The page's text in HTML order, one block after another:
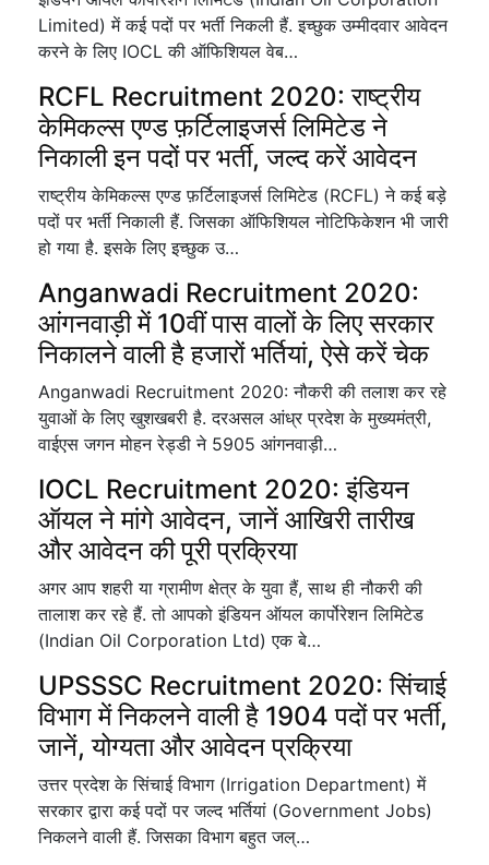
Limited) में कई पदों पर भर्ती निकली हैं. इच्छुक उम्मीदवार आवेदन
करने के लिए IOCL की ऑफिशियल वेब…
RCFL Recruitment 2020: राष्ट्रीय
केमिकल्स एण्ड फ़र्टिलाइजर्स लिमिटेड ने
निकाली इन पदों पर भर्ती, जल्द करें आवेदन
राष्ट्रीय केमिकल्स एण्ड फ़र्टिलाइजर्स लिमिटेड (RCFL) ने कई बड़े
पदों पर भर्ती निकाली हैं. जिसका ऑफिशियल नोटिफिकेशन भी जारी
हो गया है. इसके लिए इच्छुक उ…
Anganwadi Recruitment 2020:
आंगनवाड़ी में 10वीं पास वालों के लिए सरकार
निकालने वाली है हजारों भर्तियां, ऐसे करें चेक
Anganwadi Recruitment 2020: नौकरी की तलाश कर रहे
युवाओं के लिए खुशखबरी है. दरअसल आंध्र प्रदेश के मुख्यमंत्री,
वाईएस जगन मोहन रेड्डी ने 5905 आंगनवाड़ी…
IOCL Recruitment 2020: इंडियन
ऑयल ने मांगे आवेदन, जानें आखिरी तारीख
और आवेदन की पूरी प्रक्रिया
अगर आप शहरी या ग्रामीण क्षेत्र के युवा हैं, साथ ही नौकरी की
तालाश कर रहे हैं. तो आपको इंडियन ऑयल कार्पोरेशन लिमिटेड
(Indian Oil Corporation Ltd) एक बे…
UPSSSC Recruitment 2020: सिंचाई
विभाग में निकलने वाली है 1904 पदों पर भर्ती,
जानें, योग्यता और आवेदन प्रक्रिया
उत्तर प्रदेश के सिंचाई विभाग (Irrigation Department) में
सरकार द्वारा कई पदों पर जल्द भर्तियां (Government Jobs)
निकलने वाली हैं. जिसका विभाग बहुत जल्…